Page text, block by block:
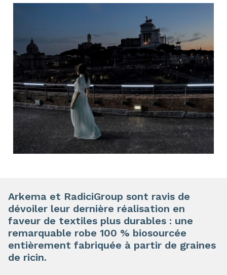
Arkema et RadiciGroup sont ravis de
dévoiler leur dernière réalisation en
faveur de textiles plus durables : une
remarquable robe 100 % biosourcée
entièrement fabriquée à partir de graines
de ricin.